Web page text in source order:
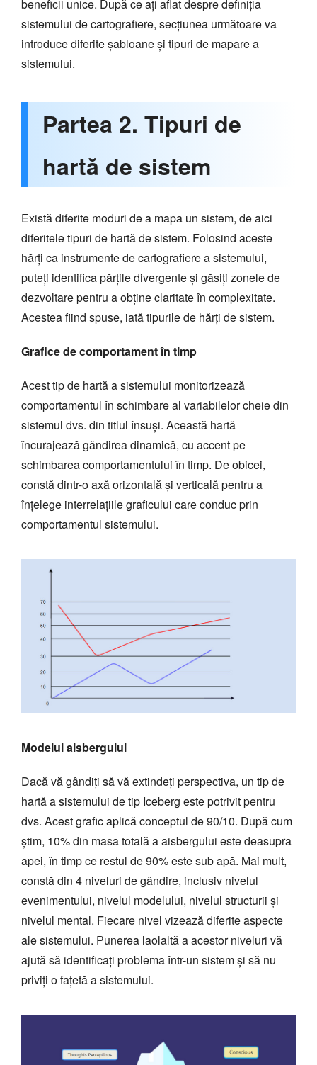
beneficii unice. După ce ați aflat despre definiția
sistemului de cartografiere, secțiunea următoare va
introduce diferite șabloane și tipuri de mapare a
sistemului.
Partea 2. Tipuri de
hartă de sistem
Există diferite moduri de a mapa un sistem, de aici
diferitele tipuri de hartă de sistem. Folosind aceste
hărți ca instrumente de cartografiere a sistemului,
puteți identifica părțile divergente și găsiți zonele de
dezvoltare pentru a obține claritate în complexitate.
Acestea fiind spuse, iată tipurile de hărți de sistem.
Grafice de comportament în timp
Acest tip de hartă a sistemului monitorizează
comportamentul în schimbare al variabilelor cheie din
sistemul dvs. din titlul însuși. Această hartă
încurajează gândirea dinamică, cu accent pe
schimbarea comportamentului în timp. De obicei,
constă dintr-o axă orizontală și verticală pentru a
înțelege interrelațiile graficului care conduc prin
comportamentul sistemului.
Modelul aisbergului
Dacă vă gândiți să vă extindeți perspectiva, un tip de
hartă a sistemului de tip Iceberg este potrivit pentru
dvs. Acest grafic aplică conceptul de 90/10. După cum
știm, 10% din masa totală a aisbergului este deasupra
apei, în timp ce restul de 90% este sub apă. Mai mult,
constă din 4 niveluri de gândire, inclusiv nivelul
evenimentului, nivelul modelului, nivelul structurii și
nivelul mental. Fiecare nivel vizează diferite aspecte
ale sistemului. Punerea laolaltă a acestor niveluri vă
ajută să identificați problema într-un sistem și să nu
priviți o fațetă a sistemului.